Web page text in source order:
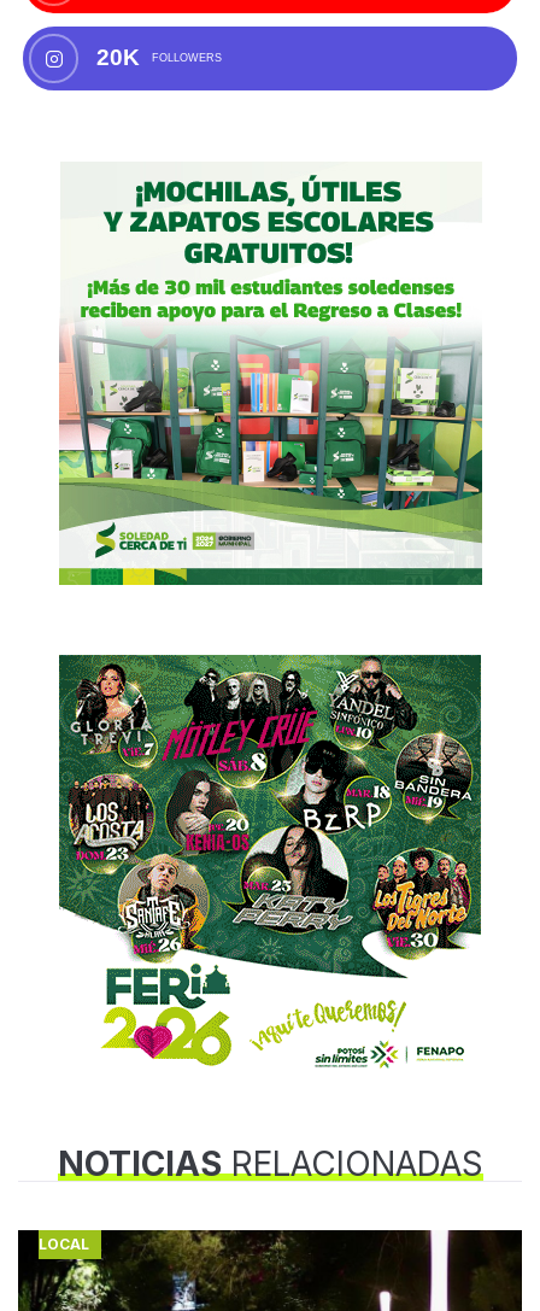
20K FOLLOWERS
NOTICIASRELACIONADAS
LOCAL